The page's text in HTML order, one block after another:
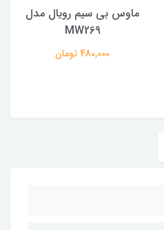
ماوس بی سیم رویال مدل
MW269
480,000 تومان